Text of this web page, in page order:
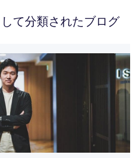
て分類されたブログ